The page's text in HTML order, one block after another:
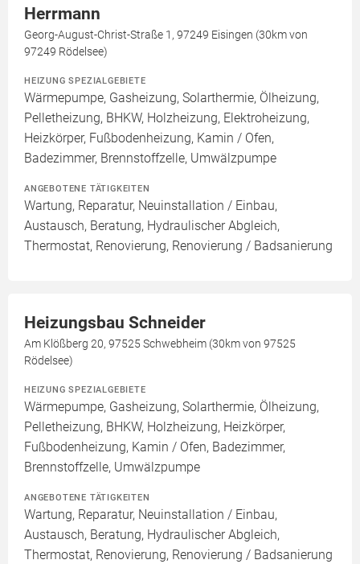
Herrmann
Georg-August-Christ-Straße 1, 97249 Eisingen (30km von
97249 Rödelsee)
HEIZUNG SPEZIALGEBIETE
Wärmepumpe, Gasheizung, Solarthermie, Ölheizung,
Pelletheizung, BHKW, Holzheizung, Elektroheizung,
Heizkörper, Fußbodenheizung, Kamin / Ofen,
Badezimmer, Brennstoffzelle, Umwälzpumpe
ANGEBOTENE TÄTIGKEITEN
Wartung, Reparatur, Neuinstallation / Einbau,
Austausch, Beratung, Hydraulischer Abgleich,
Thermostat, Renovierung, Renovierung / Badsanierung
Heizungsbau Schneider
Am Klößberg 20, 97525 Schwebheim (30km von 97525
Rödelsee)
HEIZUNG SPEZIALGEBIETE
Wärmepumpe, Gasheizung, Solarthermie, Ölheizung,
Pelletheizung, BHKW, Holzheizung, Heizkörper,
Fußbodenheizung, Kamin / Ofen, Badezimmer,
Brennstoffzelle, Umwälzpumpe
ANGEBOTENE TÄTIGKEITEN
Wartung, Reparatur, Neuinstallation / Einbau,
Austausch, Beratung, Hydraulischer Abgleich,
Thermostat, Renovierung, Renovierung / Badsanierung